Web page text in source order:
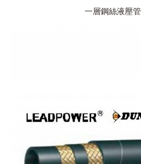
一層鋼絲液壓管